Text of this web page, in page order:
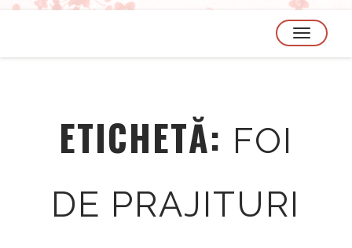
TOGGLE
ETICHETĂ: FOI
DE PRAJITURI